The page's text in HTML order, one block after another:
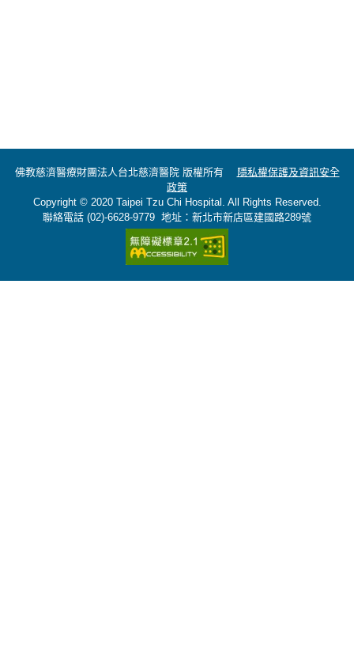
佛教慈濟醫療財團法人台北慈濟醫院 版權所有 隱私權保護及資訊安全
政策
Copyright © 2020 Taipei Tzu Chi Hospital. All Rights Reserved.
聯絡電話 (02)-6628-9779 地址：新北市新店區建國路289號